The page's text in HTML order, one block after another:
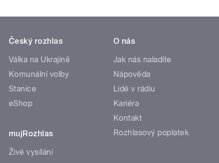
Český rozhlas
Válka na Ukrajině
Komunální volby
Stanice
eShop
mujRozhlas
Živé vysílání
O nás
Jak nás naladíte
Nápověda
Lidé v rádiu
Kariéra
Kontakt
Rozhlasový poplatek